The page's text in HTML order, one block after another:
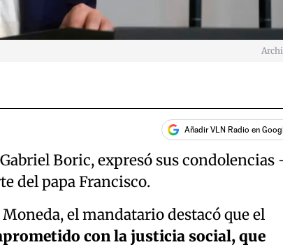
Añadir VLN Radio en
Boric, expresó sus condolencias
del papa Francisco.
el mandatario destacó que el
con la justicia social, que